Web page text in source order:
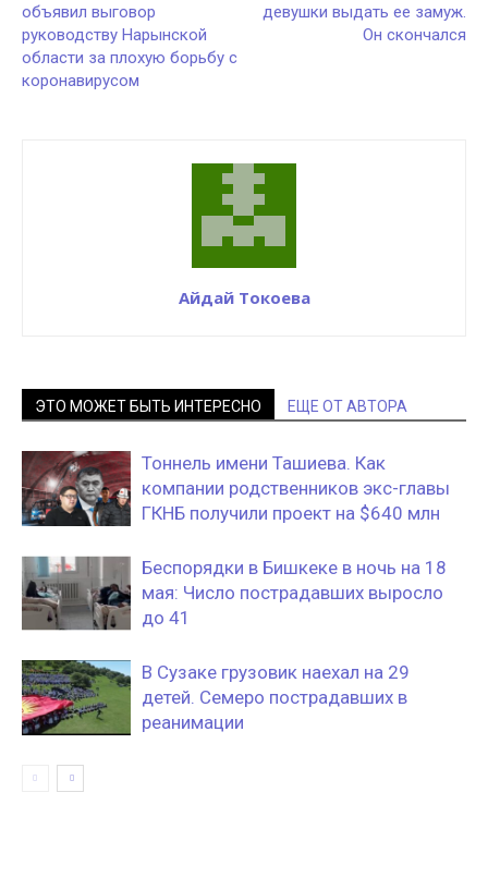
объявил выговор
руководству Нарынской
области за плохую борьбу с
коронавирусом
девушки выдать ее замуж.
Он скончался
Айдай Токоева
ЭТО МОЖЕТ БЫТЬ ИНТЕРЕСНО ЕЩЕ ОТ АВТОРА
Тоннель имени Ташиева. Как
компании родственников экс-главы
ГКНБ получили проект на $640 млн
Беспорядки в Бишкеке в ночь на 18
мая: Число пострадавших выросло
до 41
В Сузаке грузовик наехал на 29
детей. Семеро пострадавших в
реанимации